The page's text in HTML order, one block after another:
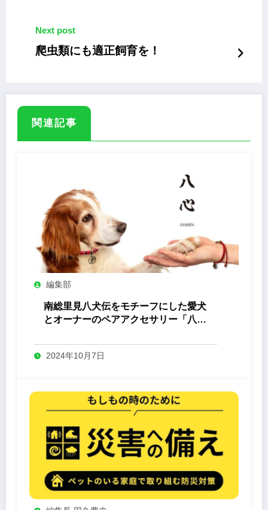
Next post
爬虫類にも適正飼育を！
関連記事
編集部
南総里見八犬伝をモチーフにした愛犬
とオーナーのペアアクセサリー「八心
2024年10月7日